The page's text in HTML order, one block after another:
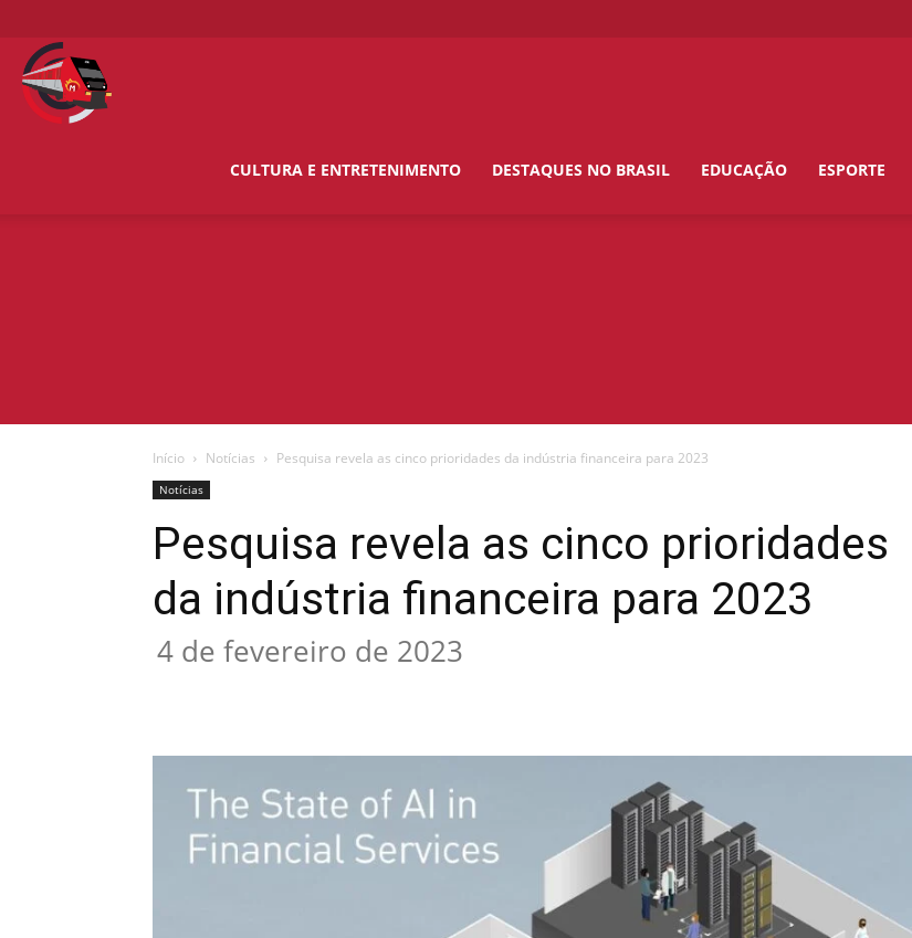
CULTURA E ENTRETENIMENTO DESTAQUES NO BRASIL EDUCAÇÃO ESPORTE
Início Notícias Pesquisa revela as cinco prioridades da indústria financeira para 2023
Notícias
Pesquisa revela as cinco prioridades
da indústria financeira para 2023
4 de fevereiro de 2023